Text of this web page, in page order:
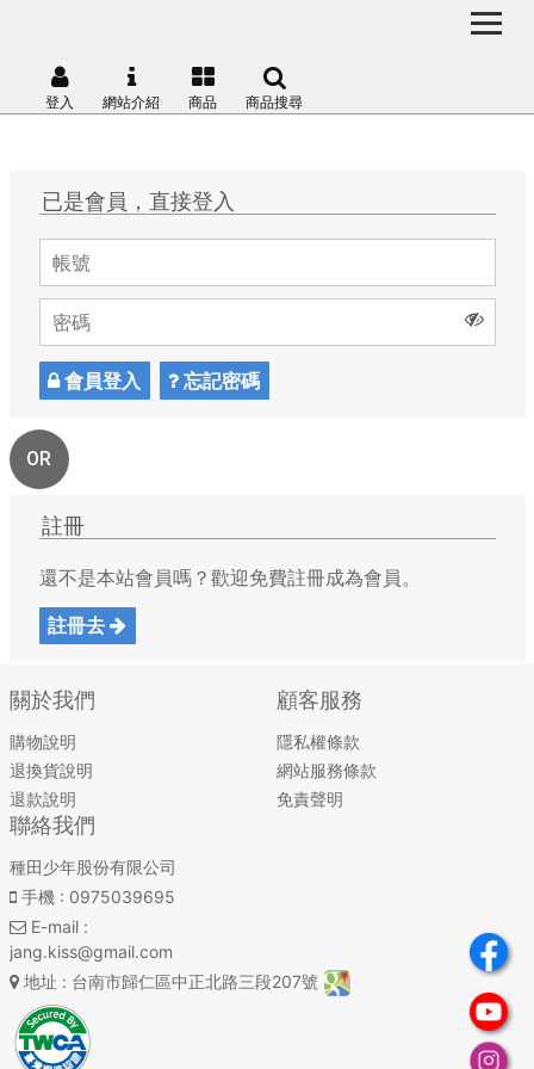
登入 網站介紹 商品 商品搜尋
已是會員，直接登入
會員登入 忘記密碼
OR
註冊
還不是本站會員嗎？歡迎免費註冊成為會員。
註冊去
關於我們
購物說明
退換貨說明
退款說明
顧客服務
隱私權條款
網站服務條款
免責聲明
聯絡我們
種田少年股份有限公司
手機 : 0975039695
E-mail:
jang.kiss@gmail.com
地址 : 台南市歸仁區中正北路三段207號